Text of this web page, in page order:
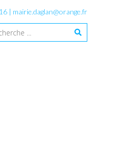
| mairie.daglan@orange.fr